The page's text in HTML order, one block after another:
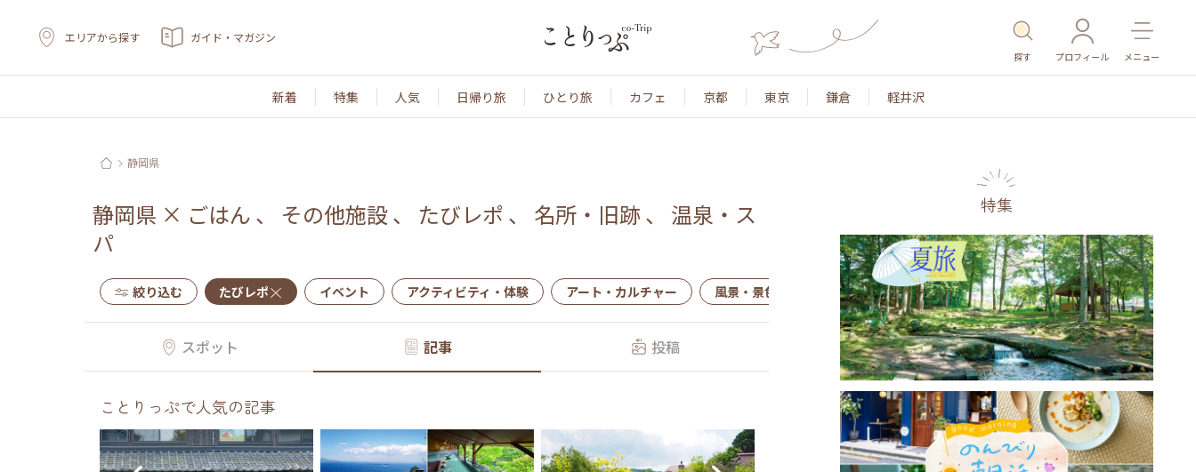
エリアから探す ガイド・マガジン
探す プロフィール メニュー
新着 特集 人気 日帰り旅 ひとり旅 カフェ 京都 東京 鎌倉 軽井沢
静岡県
静岡県 × ごはん 、 その他施設、 たびレポ 、 名所・旧跡 、 温泉・ス
パ
絞り込む たびレポ イベント アクティビティ・体験 アート・カルチャー 風景・景色 名所・旧跡 温泉・スパ その他施設 ごはん
スポット 記事 投稿
ことりっぷで人気の記事
特集